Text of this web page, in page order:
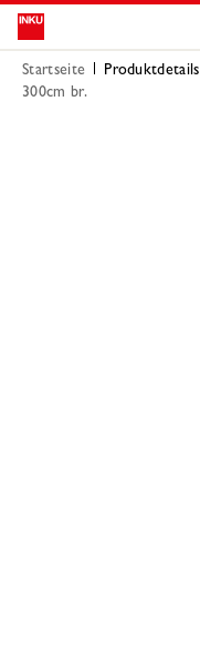
Startseite Produktdetails
300cm br.